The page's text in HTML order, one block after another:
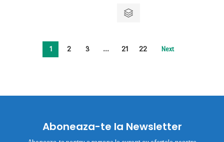
1 2 3 … 21 22 Next
Aboneaza-te la Newsletter